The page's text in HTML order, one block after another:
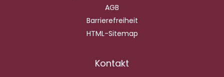
AGB
Barrierefreiheit
HTML-Sitemap
Kontakt